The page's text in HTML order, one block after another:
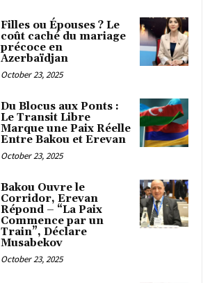
Filles ou Épouses ? Le
coût caché du mariage
précoce en
Azerbaïdjan
October 23, 2025
Du Blocus aux Ponts :
Le Transit Libre
Marque une Paix Réelle
Entre Bakou et Erevan
October 23, 2025
Bakou Ouvre le
Corridor, Erevan
Répond – “La Paix
Commence par un
Train”, Déclare
Musabekov
October 23, 2025